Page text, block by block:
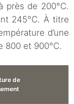
près de 200°C.
245°C. À titre
d’une
800 et 900°C.
de